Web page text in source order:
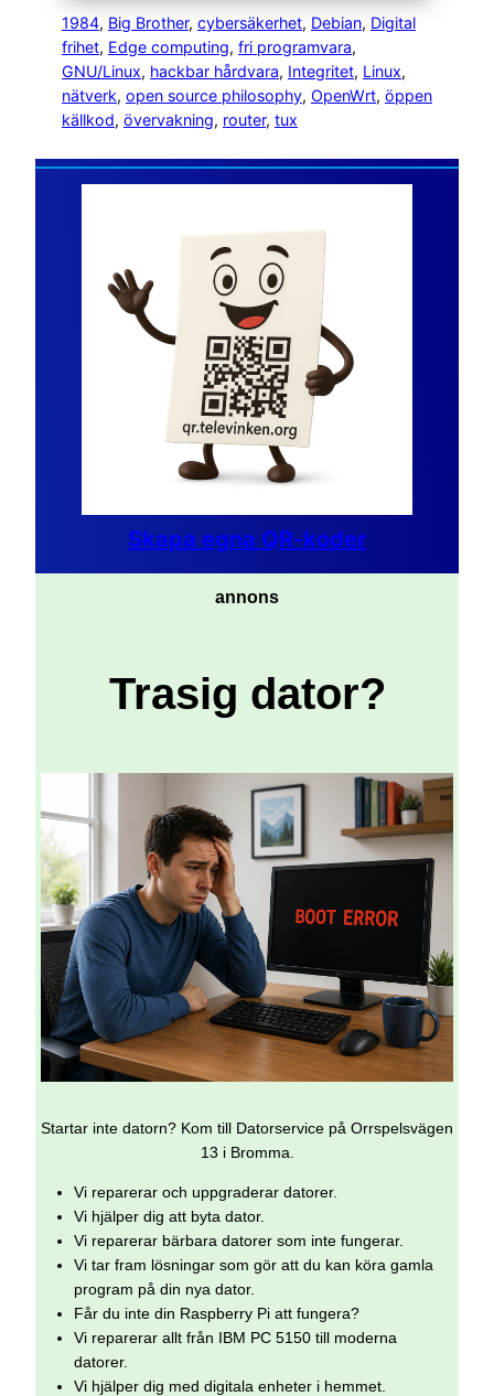
1984, Big Brother, cybersäkerhet, Debian, Digital
frihet, Edge computing, fri programvara
GNU/Linux, hackbar hårdvara, Integritet, Linux
nätverk, open source philosophy, OpenWrt, öppen
källkod, övervakning, router, tux
Skapa egna QR-koder
annons
Trasig dator?
Startar inte datorn? Kom till Datorservice på Orrspelsvägen
13 i Bromma.
Vi reparerar och uppgraderar datorer.
Vi hjälper dig att byta dator.
Vi reparerar bärbara datorer som inte fungerar.
Vi tar fram lösningar som gör att du kan köra gamla
program på din nya dator.
Får du inte din Raspberry Pi att fungera?
Vi reparerar allt från IBM PC 5150 till moderna
datorer.
Vi hjälper dig med digitala enheter i hemmet.